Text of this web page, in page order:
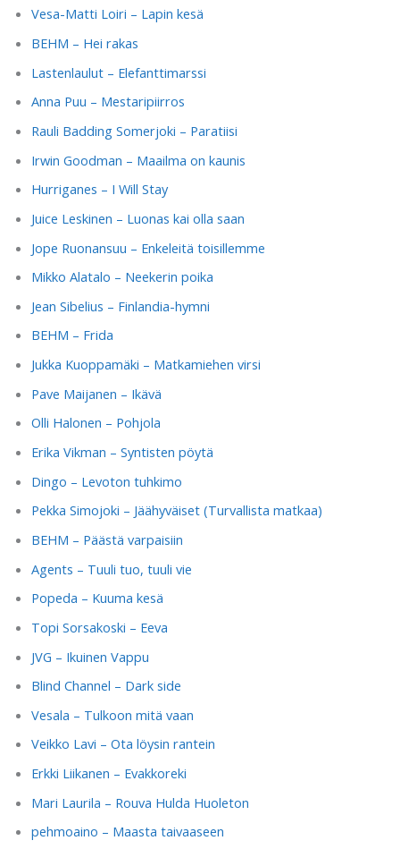
Vesa-Matti Loiri – Lapin kesä
BEHM – Hei rakas
Lastenlaulut – Elefanttimarssi
Anna Puu – Mestaripiirros
Rauli Badding Somerjoki – Paratiisi
Irwin Goodman – Maailma on kaunis
Hurriganes – I Will Stay
Juice Leskinen – Luonas kai olla saan
Jope Ruonansuu – Enkeleitä toisillemme
Mikko Alatalo – Neekerin poika
Jean Sibelius – Finlandia-hymni
BEHM – Frida
Jukka Kuoppamäki – Matkamiehen virsi
Pave Maijanen – Ikävä
Olli Halonen – Pohjola
Erika Vikman – Syntisten pöytä
Dingo – Levoton tuhkimo
Pekka Simojoki – Jäähyväiset (Turvallista matkaa)
BEHM – Päästä varpaisiin
Agents – Tuuli tuo, tuuli vie
Popeda – Kuuma kesä
Topi Sorsakoski – Eeva
JVG – Ikuinen Vappu
Blind Channel – Dark side
Vesala – Tulkoon mitä vaan
Veikko Lavi – Ota löysin rantein
Erkki Liikanen – Evakkoreki
Mari Laurila – Rouva Hulda Huoleton
pehmoaino – Maasta taivaaseen